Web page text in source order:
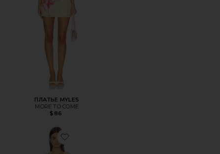
ПЛАТЬЕ MYLES
MORE TO COME
$86
Favorite ПЛАТЬЕ MERADETH